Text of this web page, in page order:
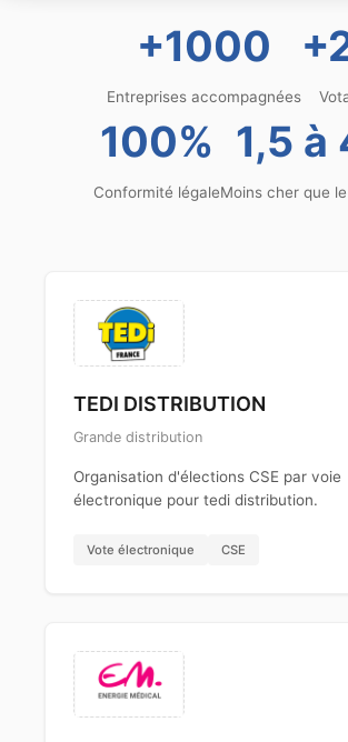
+1000
Entreprises accompagnées
100%
Conformité légale
1,5 à
Moins cher que
TEDI DISTRIBUTION
Grande distribution
Organisation d'élections CSE par voie
électronique pour tedi distribution.
Vote électronique CSE